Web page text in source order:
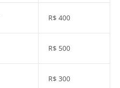
R$ 400
R$ 500
R$ 300